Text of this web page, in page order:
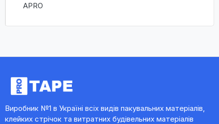
APRO
Виробник №1 в Україні всіх видів пакувальних матеріалів,
клейких стрічок та витратних будівельних матеріалів